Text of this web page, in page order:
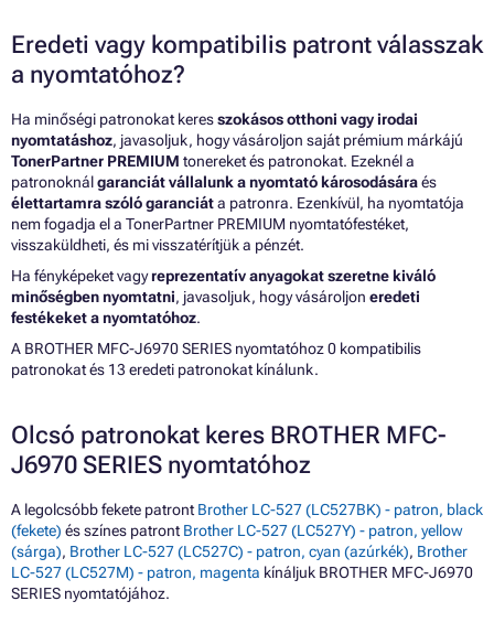
Eredeti vagy kompatibilis patront válasszak
a nyomtatóhoz?
Ha minőségi patronokat keresszokásos otthoni vagy irodai
nyomtatáshoz, javasoljuk, hogy vásároljon saját prémium márkájú
TonerPartner PREMIUM tonereket és patronokat. Ezeknél a
patronoknálgaranciát vállalunk a nyomtató károsodásáraés
élettartamra szóló garanciáta patronra. Ezenkívül, ha nyomtatója
nem fogadja el a TonerPartner PREMIUM nyomtatófestéket,
visszaküldheti, és mi visszatérítjük a pénzét.
Ha fényképeket vagyreprezentatív anyagokat szeretne kiváló
minőségben nyomtatni, javasoljuk, hogy vásároljon eredeti
festékeket a nyomtatóhoz.
A BROTHER MFC-J6970 SERIES nyomtatóhoz 0 kompatibilis
patronokat és 13 eredeti patronokat kínálunk.
Olcsó patronokat keres BROTHER MFC-
J6970 SERIES nyomtatóhoz
A legolcsóbb fekete patront Brother LC-527 (LC527BK) - patron, black
(fekete) és színes patront Brother LC-527 (LC527Y) - patron, yellow
(sárga), Brother LC-527 (LC527C) - patron, cyan (azúrkék), Brother
LC-527 (LC527M) - patron, magenta kínáljuk BROTHER MFC-J6970
SERIES nyomtatójához.